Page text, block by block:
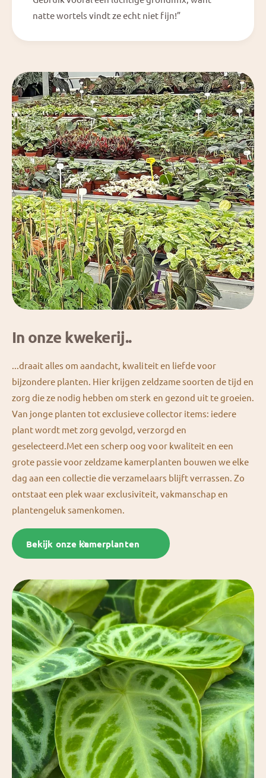
natte wortels vindt ze echt niet fijn!”
In onze kwekerij..
...draait alles om aandacht, kwaliteit en liefde voor
bijzondere planten. Hier krijgen zeldzame soorten de tijd en
zorg die ze nodig hebben om sterk en gezond uit te groeien.
Van jonge planten tot exclusieve collector items: iedere
plant wordt met zorg gevolgd, verzorgd en
geselecteerd.Met een scherp oog voor kwaliteit en een
grote passie voor zeldzame kamerplanten bouwen we elke
dag aan een collectie die verzamelaars blijft verrassen. Zo
ontstaat een plek waar exclusiviteit, vakmanschap en
plantengeluk samenkomen.
Bekijk onze kamerplanten